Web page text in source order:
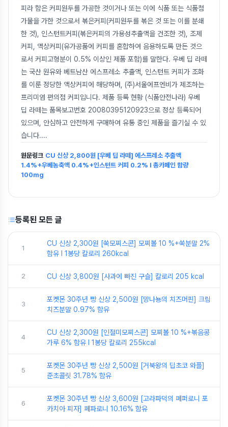
피라 함은 커피원두를 가공한 것이거나 또는 이에 식품 또는 식품첨
가물을 가한 것으로서 볶은커피(커피원두를 볶은 것 또는 이를 분쇄
한 것), 인스턴트커피(볶은커피의 가용성추출액을 건조한 것), 조제
커피, 액상커피(유가공품에 커피를 혼합하여 음용하도록 만든 것으
로서 커피고형분이 0.5% 이상인 제품 포함)를 말한다. 우베 딥 라떼
는 국산 원유와 베트남산 에스프레소 추출액, 인스턴트 커피가 조화
를 이룬 정당한 액상커피에 해당하며, (주)서울에프엔비가 제조하는
프리미엄 편의점 커피입니다. 제품 등록 현황 (식품안전나라) 우베
딥 라떼는 품목보고번호 20080395120923으로 정상 등록되어
있으며, 안심하고 안전하게 구매하여 유통 중인 제품을 즐기실 수 있
습니다....
원문링크 CU 신상 2,800원 [우베 딥 라떼] 에스프레소 추출액
1.4%+우베농축액 0.4%+인스턴트 커피 0.2% I 총카페인 함량
100mg
등록된 모든 글
1
CU 신상 2,300원 [쑥모찌스콘] 모찌볼 10 %+쑥분말 2%
함유 I 1봉당 칼로리 260kcal
2 CU 신상 3,800원 [사과에 빠진 구슬] 칼로리 205 kcal
3
포켓몬 30주년 빵 신상 2,500원 [망나뇽의 치즈머핀] 크림
치즈분말 0.97% 함유
4
CU 신상 2,300원 [인절미모찌스콘] 모찌볼 10 %+볶음콩
가루 6% 함유 I 1봉당 칼로리 255kcal
5
포켓몬 30주년 빵 신상 2,500원 [거북왕의 딥초코 와플]
준초콜릿 31.78% 함유
6
포켓몬 30주년 빵 신상 3,600원 [고라파덕의 페퍼로니 포
카치아 피자] 페파로니 10.16% 함유